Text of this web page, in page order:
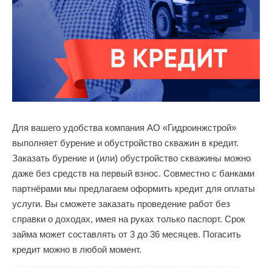
Для вашего удобства компания АО «Гидроинжстрой»
выполняет бурение и обустройство скважин в кредит.
Заказать бурение и (или) обустройство скважины можно
даже без средств на первый взнос. Совместно с банками
партнёрами мы предлагаем оформить кредит для оплаты
услуги. Вы сможете заказать проведение работ без
справки о доходах, имея на руках только паспорт. Срок
займа может составлять от 3 до 36 месяцев. Погасить
кредит можно в любой момент.